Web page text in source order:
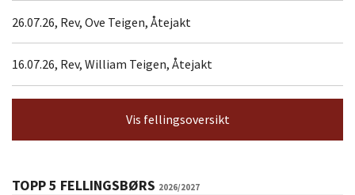
26.07.26, Rev, Ove Teigen, Åtejakt
16.07.26, Rev, William Teigen, Åtejakt
Vis fellingsoversikt
TOPP 5 FELLINGSBØRS 2026/2027